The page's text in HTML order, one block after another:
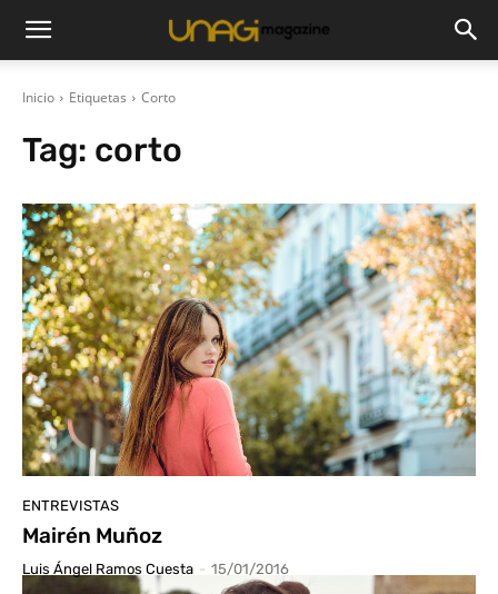
Inicio Etiquetas Corto
Tag: corto
ENTREVISTAS
Mairén Muñoz
Luis Ángel Ramos Cuesta - 15/01/2016